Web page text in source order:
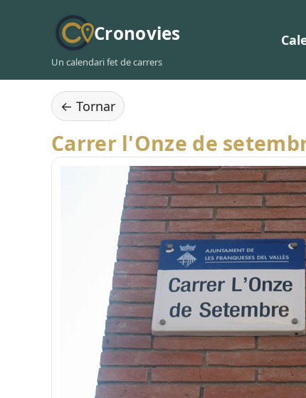
Cronovies
Un calendari fet de carrers
← Tornar
Carrer l'Onze de